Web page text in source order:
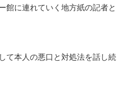
館に連れていく地方紙の記者と
て本人の悪口と対処法を話し続